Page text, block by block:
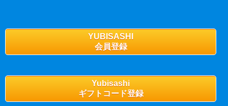
YUBISASHI
会員登録
Yubisashi
ギフトコード登録